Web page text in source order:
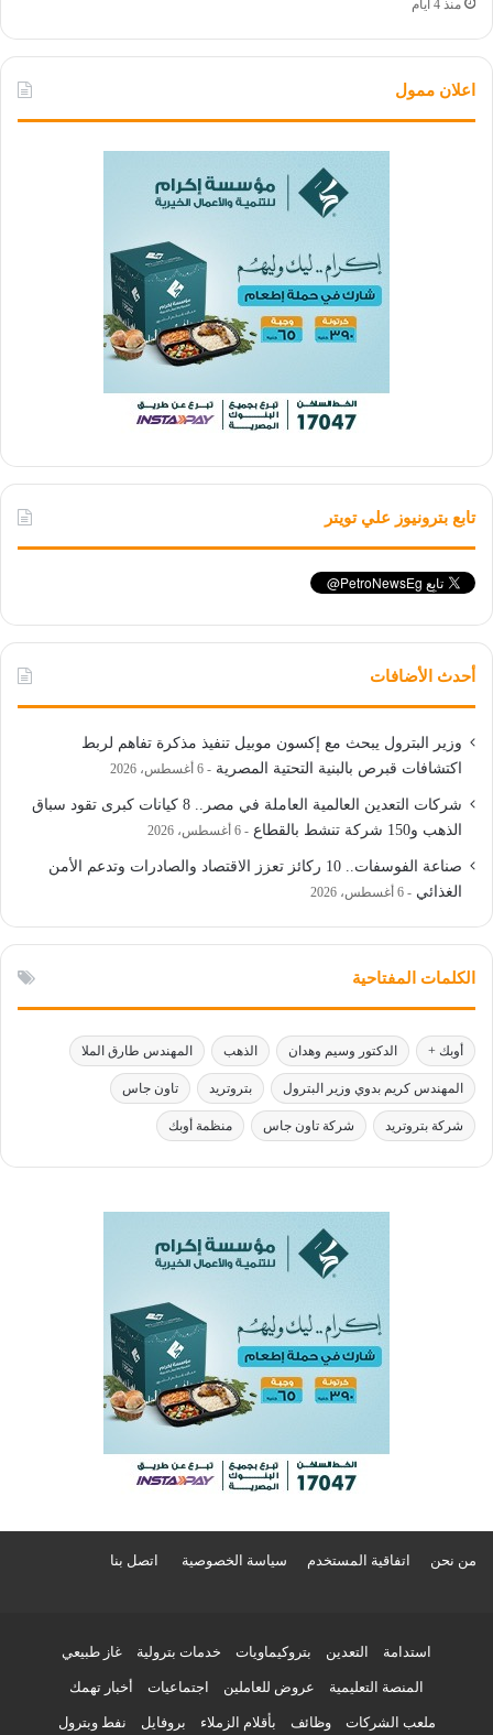
منذ 4 أيام
اعلان ممول
تابع بترونيوز علي تويتر
أحدث الأضافات
وزير البترول يبحث مع إكسون موبيل تنفيذ مذكرة تفاهم لربط
اكتشافات قبرص بالبنية التحتية المصرية
6 أغسطس، 2026
شركات التعدين العالمية العاملة في مصر.. 8 كيانات كبرى تقود سباق
الذهب و150 شركة تنشط بالقطاع
6 أغسطس، 2026
صناعة الفوسفات.. 10 ركائز تعزز الاقتصاد والصادرات وتدعم الأمن
الغذائي
6 أغسطس، 2026
الكلمات المفتاحية
أوبك + الدكتور وسيم وهدان الذهب المهندس طارق الملا
المهندس كريم بدوي وزير البترول بتروتريد تاون جاس
شركة بتروتريد شركة تاون جاس منظمة أوبك
من نحن اتفاقية المستخدم سياسة الخصوصية اتصل بنا
استدامة التعدين بتروكيماويات خدمات بترولية غاز طبيعي
المنصة التعليمية عروض للعاملين اجتماعيات أخبار تهمك
ملعب الشركات وظائف بأقلام الزملاء بروفايل نفط وبترول